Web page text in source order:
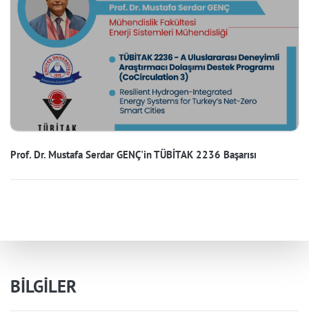
Prof. Dr. Mustafa Serdar GENÇ'in TÜBİTAK 2236 Başarısı
BİLGİLER